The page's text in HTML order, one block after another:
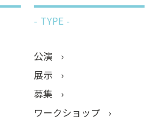
TYPE
公演
展示
募集
ワークショップ